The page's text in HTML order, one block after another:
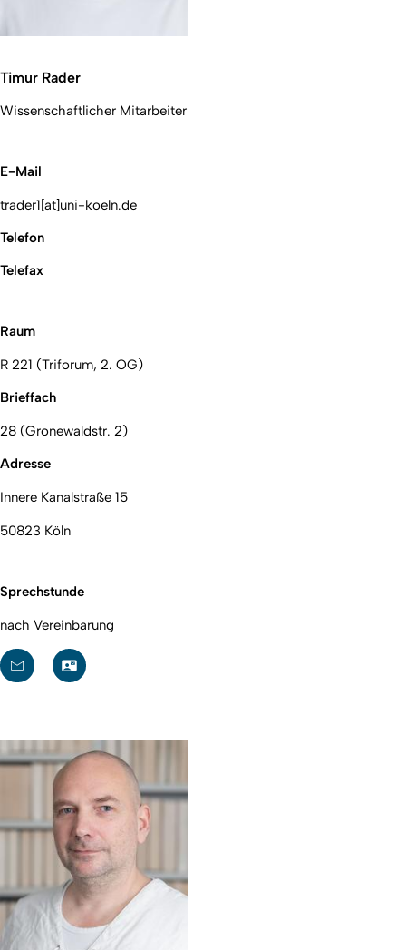
Timur Rader
Wissenschaftlicher Mitarbeiter
E-Mail
trader1[at]uni-koeln.de
Telefon
Telefax
Raum
R 221 (Triforum, 2. OG)
Brieffach
28 (Gronewaldstr. 2)
Adresse
Innere Kanalstraße 15
50823 Köln
Sprechstunde
nach Vereinbarung